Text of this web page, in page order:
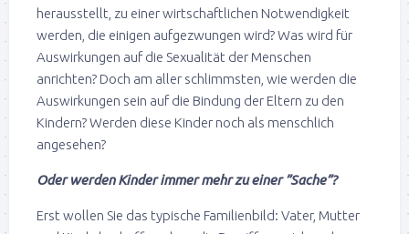
herausstellt, zu einer wirtschaftlichen Notwendigkeit
werden, die einigen aufgezwungen wird? Was wird für
Auswirkungen auf die Sexualität der Menschen
anrichten? Doch am aller schlimmsten, wie werden die
Auswirkungen sein auf die Bindung der Eltern zu den
Kindern? Werden diese Kinder noch als menschlich
angesehen?
Oder werden Kinder immer mehr zu einer ”Sache”?
Erst wollen Sie das typische Familienbild: Vater, Mutter